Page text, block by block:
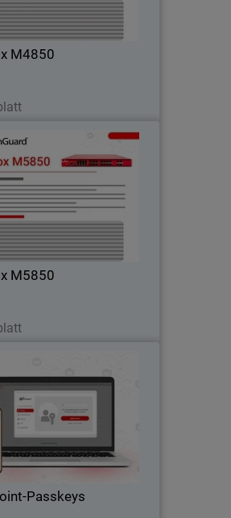
M4850
HTTPS-Inspektion – ideal für
Midrange-Firewalls nicht
M5850
Firebox M5850
stabile Leistung bei
verschlüsseltem Datenverkehr
–
Campus- und Kernnetzwerke.
Passkeys
Passwortlose Anmeldung mit
Passkeys für OIDC- und
Anwendungen. Verhindern Sie
und Phishing in Ihrer